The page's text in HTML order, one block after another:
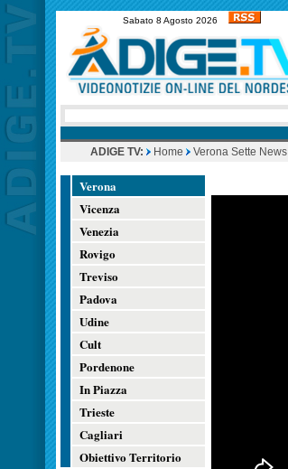
Sabato 8 Agosto 2026
ADIGE TV: Home Verona Sette News
Verona
Vicenza
Venezia
Rovigo
Treviso
Padova
Udine
Cult
Pordenone
In Piazza
Trieste
Cagliari
Obiettivo Territorio